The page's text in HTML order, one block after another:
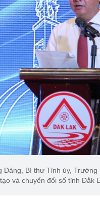
Bí thư Tỉnh ủy,
và chuyển đổi số tỉnh Đắk